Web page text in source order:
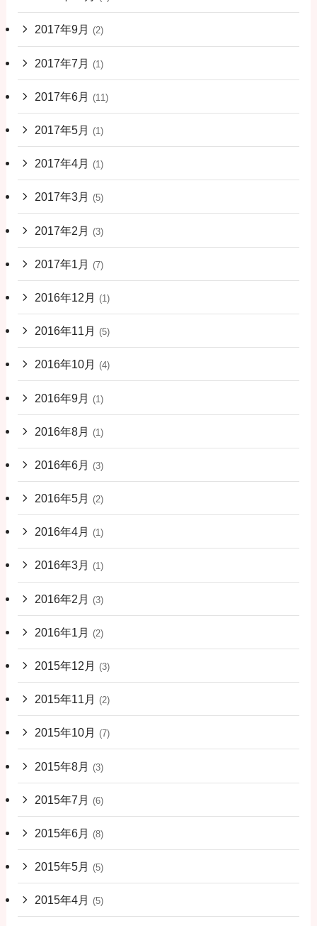
2017年9月 (2)
2017年7月 (1)
2017年6月 (11)
2017年5月 (1)
2017年4月 (1)
2017年3月 (5)
2017年2月 (3)
2017年1月 (7)
2016年12月 (1)
2016年11月 (5)
2016年10月 (4)
2016年9月 (1)
2016年8月 (1)
2016年6月 (3)
2016年5月 (2)
2016年4月 (1)
2016年3月 (1)
2016年2月 (3)
2016年1月 (2)
2015年12月 (3)
2015年11月 (2)
2015年10月 (7)
2015年8月 (3)
2015年7月 (6)
2015年6月 (8)
2015年5月 (5)
2015年4月 (5)